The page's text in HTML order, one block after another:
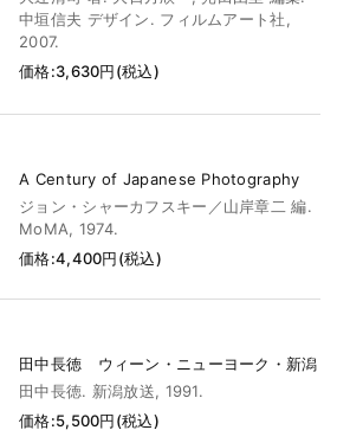
中垣信夫 デザイン. フィルムアート社,
2007.
価格:3,630円(税込)
A Century of Japanese Photography
ジョン・シャーカフスキー／山岸章二 編.
MoMA, 1974.
価格:4,400円(税込)
田中長徳 ウィーン・ニューヨーク・新潟
田中長徳. 新潟放送, 1991.
価格:5,500円(税込)